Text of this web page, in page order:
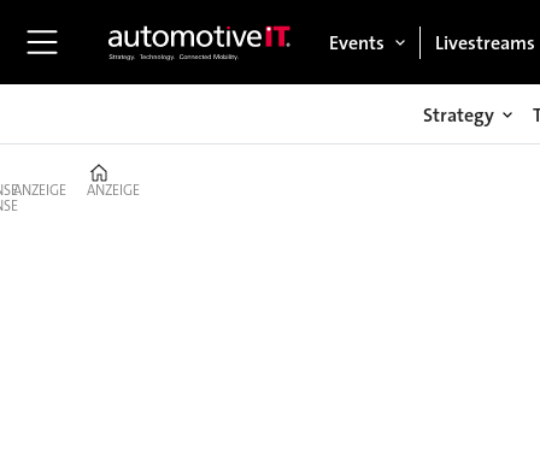
Events Livestreams
Strategy
ANZEIGE ANZEIGE